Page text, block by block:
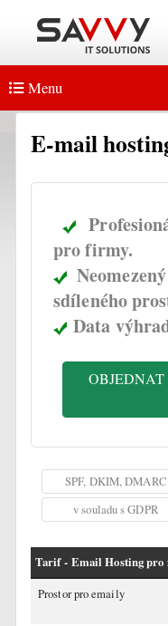
Menu
E-mail
pro firmy.
sdíleného
Data
SPF, DKIM, DMARC
v souladu s GDPR
Tarif - Email Hosting pro
Prostor pro emaily